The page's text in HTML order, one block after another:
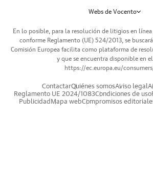
Webs de Vocento
En lo posible, para la resolución de litigios en
conforme Reglamento (UE) 524/2013, se
Comisión Europea facilita como plataforma de
y que se encuentra disponible en
https://ec.europa.eu/
ContactarQuiénes somosAviso legal
Reglamento UE 2024/1083Condiciones de uso
Publicidad Mapa webCompromisos